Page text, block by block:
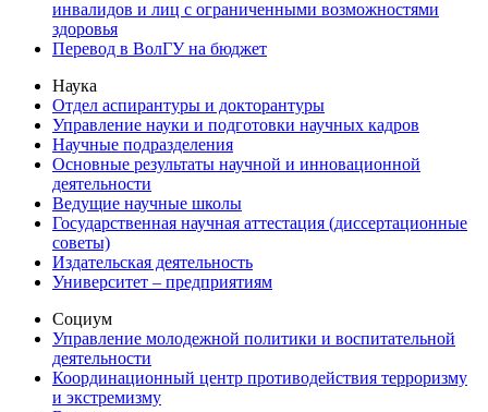
инвалидов и лиц с ограниченными возможностями
здоровья
Перевод в ВолГУ на бюджет
Наука
Отдел аспирантуры и докторантуры
Управление науки и подготовки научных кадров
Научные подразделения
Основные результаты научной и инновационной
деятельности
Ведущие научные школы
Государственная научная аттестация (диссертационные
советы)
Издательская деятельность
Университет – предприятиям
Социум
Управление молодежной политики и воспитательной
деятельности
Координационный центр противодействия терроризму
и экстремизму